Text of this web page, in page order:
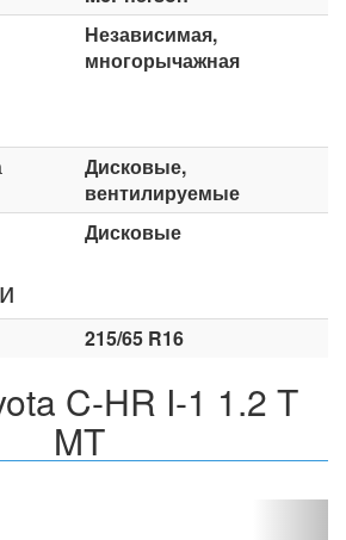
Независимая,
многорычажная
Дисковые,
вентилируемые
Дисковые
215/65 R16
C-HR I-1 1.2 T
MT